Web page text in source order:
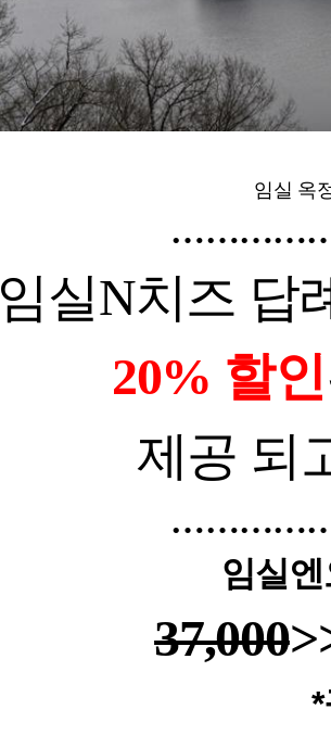
임실 옥
임실N치즈 답
20% 할인
제공 되
임실
37,000